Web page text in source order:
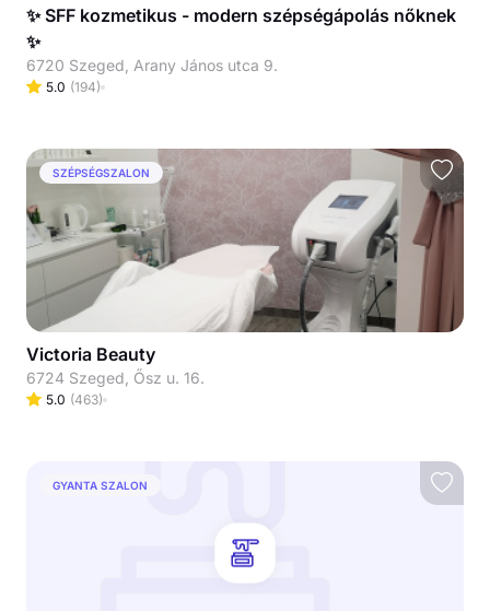
✨ SFF kozmetikus - modern szépségápolás nőknek
✨
6720 Szeged, Arany János utca 9.
5.0 (194)
SZÉPSÉGSZALON
Victoria Beauty
6724 Szeged, Ősz u. 16.
5.0 (463)
GYANTA SZALON